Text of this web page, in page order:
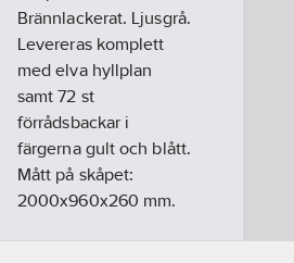
Brännlackerat. Ljusgrå.
Levereras komplett
med elva hyllplan
samt 72 st
förrådsbackar i
färgerna gult och blått.
Mått på skåpet:
2000x960x260 mm.